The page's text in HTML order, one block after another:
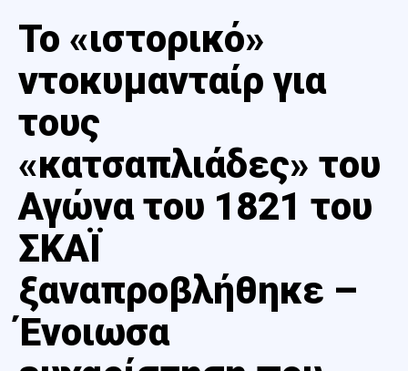
Το «ιστορικό»
ντοκυμανταίρ για
τους
«κατσαπλιάδες» του
Αγώνα του 1821 του
ΣΚΑΪ
ξαναπροβλήθηκε –
Ένοιωσα